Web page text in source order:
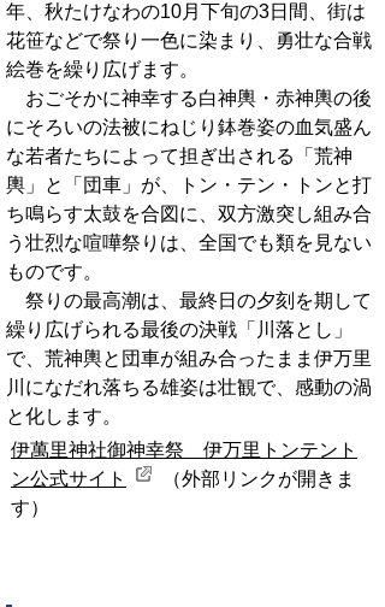
年、秋たけなわの10月下旬の3日間、街は
花笹などで祭り一色に染まり、勇壮な合戦
絵巻を繰り広げます。
おごそかに神幸する白神輿・赤神輿の後
にそろいの法被にねじり鉢巻姿の血気盛ん
な若者たちによって担ぎ出される「荒神
輿」と「団車」が、トン・テン・トンと打
ち鳴らす太鼓を合図に、双方激突し組み合
う壮烈な喧嘩祭りは、全国でも類を見ない
ものです。
祭りの最高潮は、最終日の夕刻を期して
繰り広げられる最後の決戦「川落とし」
で、荒神輿と団車が組み合ったまま伊万里
川になだれ落ちる雄姿は壮観で、感動の渦
と化します。
伊萬里神社御神幸祭 伊万里トンテント
ン公式サイト
（外部リンクが開きま
す）